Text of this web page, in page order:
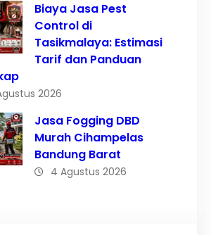
Biaya Jasa Pest
Control di
Tasikmalaya: Estimasi
Tarif dan Panduan
2026
Jasa Fogging DBD
Murah Cihampelas
Bandung Barat
4 Agustus 2026